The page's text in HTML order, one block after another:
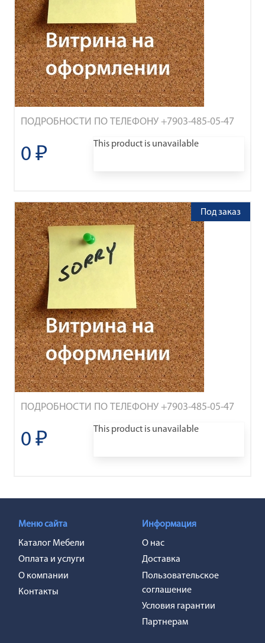
ПОДРОБНОСТИ ПО ТЕЛЕФОНУ +7903-485-05-47
0 ₽
This product is unavailable
ПОДРОБНОСТИ ПО ТЕЛЕФОНУ +7903-485-05-47
Под заказ
0 ₽
This product is unavailable
Меню сайта
Каталог Мебели
Оплата и услуги
О компании
Контакты
Информация
О нас
Доставка
Пользовательское
соглашение
Условия гарантии
Партнерам